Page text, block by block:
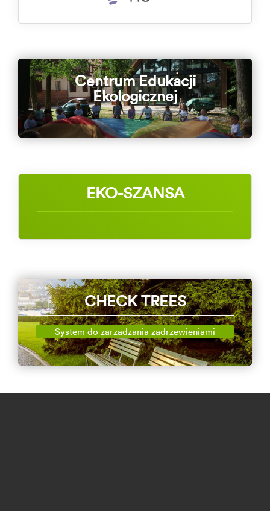
Centrum Edukacji
Ekologicznej
EKO-SZANSA
CHECK TREES
System do zarzadzania zadrzewieniami